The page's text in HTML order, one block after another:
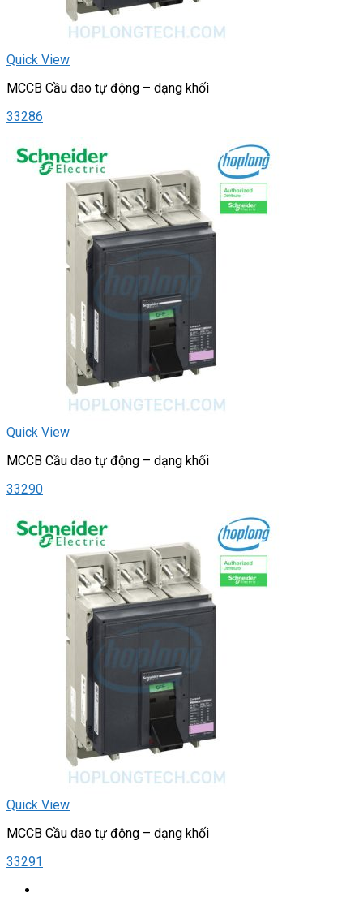
Quick View
MCCB Cầu dao tự động – dạng khối
33286
Quick View
MCCB Cầu dao tự động – dạng khối
33290
Quick View
MCCB Cầu dao tự động – dạng khối
33291